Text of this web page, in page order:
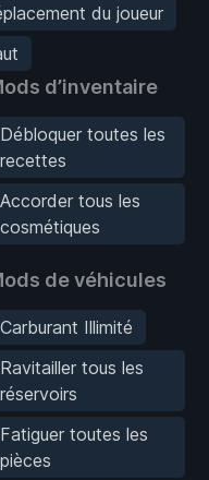
du joueur
d’inventaire
Débloquer toutes les
recettes
Accorder tous les
cosmétiques
de véhicules
Carburant Illimité
Ravitailler tous les
réservoirs
Fatiguer toutes les
pièces